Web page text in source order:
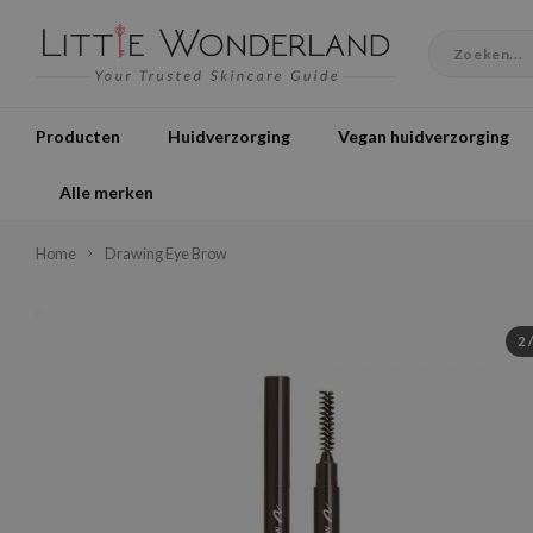
Producten Huidverzorging Vegan huidverzorging
Alle merken
Home Drawing Eye Brow
2